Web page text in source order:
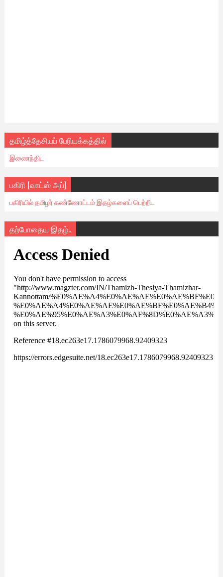
தமிழ்த்தேசியப் பேரியக்கத்தில்
இணைந்திட
பகிரி (வாட்ஸ் அப்)
பகிரியில் தமிழர் கண்ணோட்டம் இதழ்களைப் பெற்றிட
தற்போதைய இதழ்..